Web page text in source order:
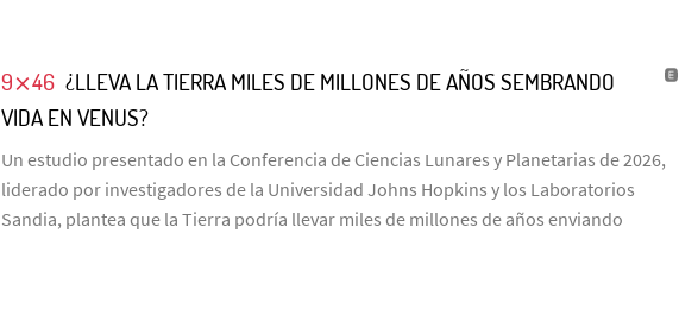
9⨯46 ¿LLEVA LA TIERRA MILES DE MILLONES DE AÑOS SEMBRANDO
VIDA EN VENUS?
Un estudio presentado en la Conferencia de Ciencias Lunares y Planetarias de 2026,
liderado por investigadores de la Universidad Johns Hopkins y los Laboratorios
Sandia, plantea que la Tierra podría llevar miles de millones de años enviando